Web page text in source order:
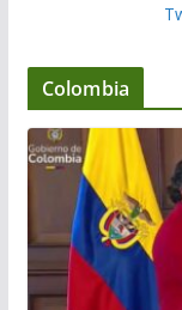
Colombia